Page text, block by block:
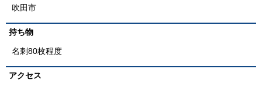
吹田市
持ち物
名刺80枚程度
アクセス